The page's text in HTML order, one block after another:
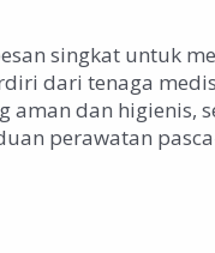
singkat untuk
dari tenaga
dan higienis,
perawatan